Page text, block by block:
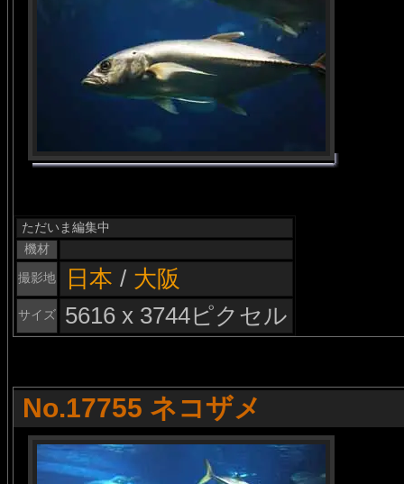
ただいま編集中
機材
撮影地
日本 / 大阪
サイズ 5616 x 3744ピクセル
No.17755 ネコザメ